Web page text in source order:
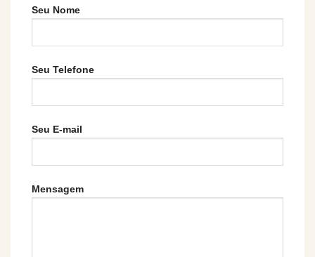
Seu Nome
Seu Telefone
Seu E-mail
Mensagem